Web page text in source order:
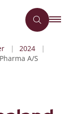
2024
A/S